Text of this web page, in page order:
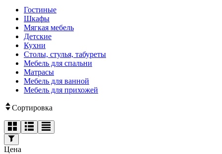
Гостиные
Шкафы
Мягкая мебель
Детские
Кухни
Столы, стулья, табуреты
Мебель для спальни
Матрасы
Мебель для ванной
Мебель для прихожей
Сортировка
Цена